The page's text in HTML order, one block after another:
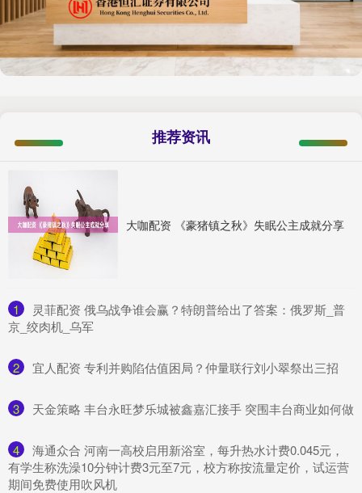
推荐资讯
大咖配资 《豪猪镇之秋》失眠公主成就分享
1
​灵菲配资 俄乌战争谁会赢？特朗普给出了答案：俄罗斯_普
京_绞肉机_乌军
2 ​宜人配资 专利并购陷估值困局？仲量联行刘小翠祭出三招
3 ​天金策略 丰台永旺梦乐城被鑫嘉汇接手 突围丰台商业如何做
4
​海通众合 河南一高校启用新浴室，每升热水计费0.045元，
有学生称洗澡10分钟计费3元至7元，校方称按流量定价，试运营
期间免费使用吹风机